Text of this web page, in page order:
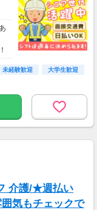
未経験歓迎
大学生歓迎
介護/★週払い
気もチェックで